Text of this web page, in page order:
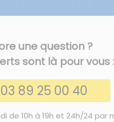
une question ?
sont là pour vous :
03 89 25 00 40
de 10h à 19h et 24h/24 par